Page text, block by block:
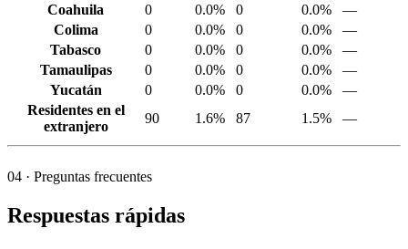
Coahuila 0 0.0% 0 0.0%
—
Colima
0 0.0% 0 0.0%
—
Tabasco
0 0.0% 0 0.0%
—
Tamaulipas
0 0.0% 0 0.0%
—
Yucatán
0 0.0% 0 0.0%
—
Residentes en el
extranjero
90 1.6% 87 1.5% —
04 · Preguntas frecuentes
Respuestas rápidas